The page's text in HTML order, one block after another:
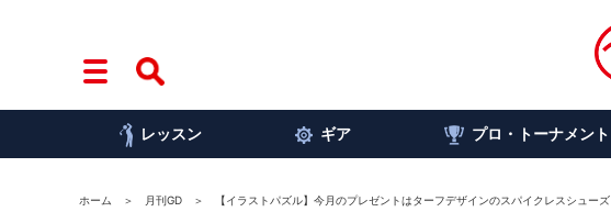
レッスン ギア プロ・トーナメント
ホーム 月刊GD 【イラストパズル】今月のプレゼントはターフデザインのスパイクレスシューズ